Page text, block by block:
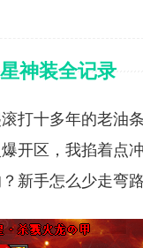
神装全记录
打十多年的老油
爆开区，我掐着点
新手怎么少走弯